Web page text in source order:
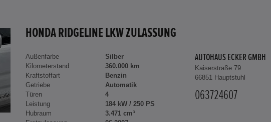
HONDA RIDGELINE LKW ZULASSUNG
Außenfarbe
Silber
Kilometerstand
360.000 km
Kraftstoffart
Benzin
Getriebe
Automatik
Türen
4
Leistung
184 kW / 250 PS
Hubraum
3.471 cm³
AUTOHAUS ECKER GMBH
Kaiserstraße 79
66851 Hauptstuhl
063724607